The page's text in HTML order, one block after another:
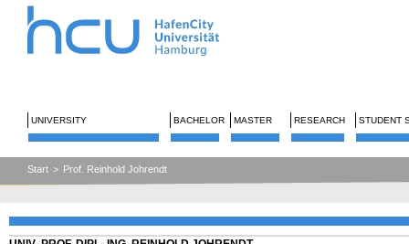
UNIVERSITY BACHELOR MASTER RESEARCH STUDENT
Start > Prof. Reinhold Johrendt